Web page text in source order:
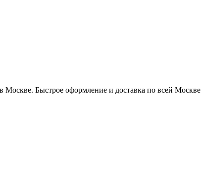
Быстрое оформление и доставка по всей Москве